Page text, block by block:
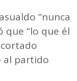
“nunca
que “lo que él
al partido